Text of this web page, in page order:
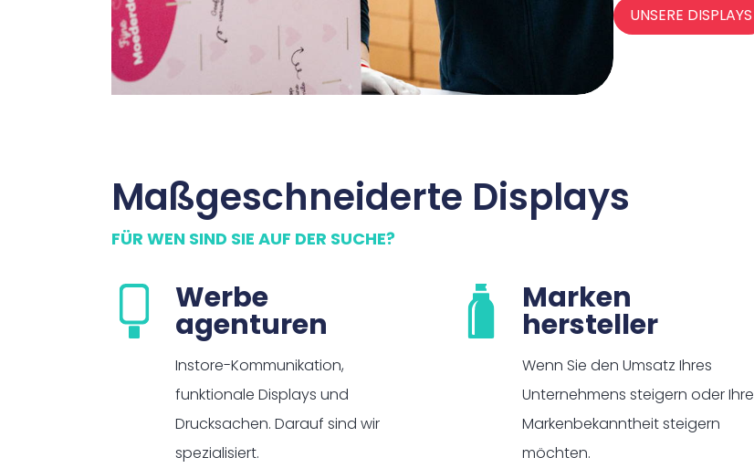
UNSERE DISPLAYS
Maßgeschneiderte Displays
FÜR WEN SIND SIE AUF DER SUCHE?
Werbe
agenturen
Instore-Kommunikation,
funktionale Displays und
Drucksachen. Darauf sind wir
spezialisiert.
Marken
hersteller
Wenn Sie den Umsatz Ihres
Unternehmens steigern oder Ihre
Markenbekanntheit steigern
möchten.